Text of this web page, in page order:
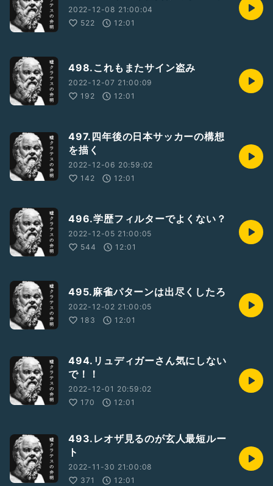
2022-12-08 21:00:04
522
12:01
498.これもまたサイン盗み
2022-12-07 21:00:09
192
12:01
497.四年後の日本サッカーの構想
を描く
2022-12-06 20:59:02
142
12:01
496.学歴フィルターでよくない？
2022-12-05 21:00:05
544
12:01
495.麻雀パターンは出尽くしたろ
2022-12-02 21:00:05
183
12:01
494.リュディガーさん気にしない
で！！
2022-12-01 20:59:02
170
12:01
493.レオザ見るのが玄人最短ルー
ト
2022-11-30 21:00:08
371
12:01